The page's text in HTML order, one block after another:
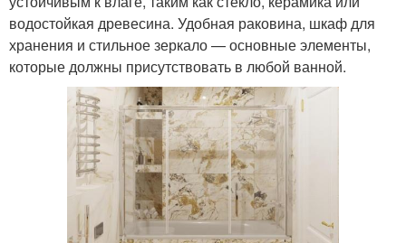
водостойкая древесина. Удобная раковина, шкаф для
хранения и стильное зеркало — основные элементы,
которые должны присутствовать в любой ванной.